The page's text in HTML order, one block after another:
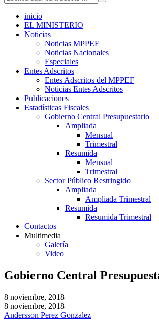
inicio
EL MINISTERIO
Noticias
Noticias MPPEF
Noticias Nacionales
Especiales
Entes Adscritos
Entes Adscritos del MPPEF
Noticias Entes Adscritos
Publicaciones
Estadísticas Fiscales
Gobierno Central Presupuestario
Ampliada
Mensual
Trimestral
Resumida
Mensual
Trimestral
Sector Público Restringido
Ampliada
Ampliada Trimestral
Resumida
Resumida Trimestral
Contactos
Multimedia
Galería
Video
Gobierno Central
8 noviembre, 2018
8 noviembre, 2018
Andersson Perez Gonzalez